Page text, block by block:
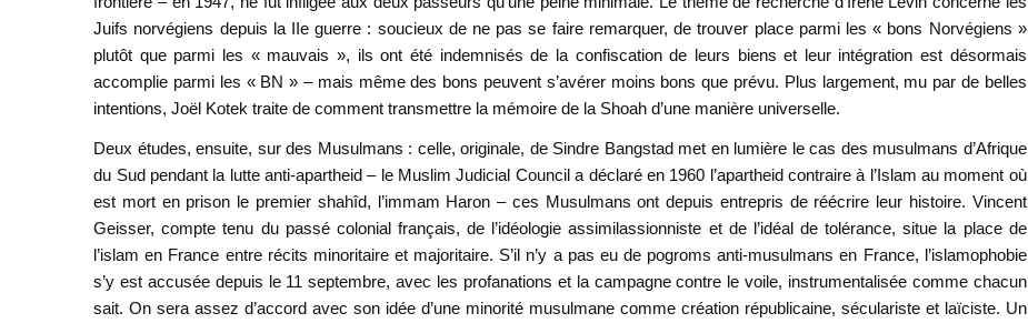
Juifs norvégiens depuis la IIe guerre : soucieux de ne pas se faire remarquer, de trouver place parmi les « bons Norvégiens »
plutôt que parmi les « mauvais », ils ont été indemnisés de la confiscation de leurs biens et leur intégration est désormais
accomplie parmi les « BN » – mais même des bons peuvent s’avérer moins bons que prévu. Plus largement, mu par de belles
intentions, Joël Kotek traite de comment transmettre la mémoire de la Shoah d’une manière universelle.
Deux études, ensuite, sur des Musulmans : celle, originale, de Sindre Bangstad met en lumière le cas des musulmans d’Afrique
du Sud pendant la lutte anti-apartheid – le Muslim Judicial Council a déclaré en 1960 l’apartheid contraire à l’Islam au moment où
est mort en prison le premier shahîd, l’immam Haron – ces Musulmans ont depuis entrepris de réécrire leur histoire. Vincent
Geisser, compte tenu du passé colonial français, de l’idéologie assimilassionniste et de l’idéal de tolérance, situe la place de
l’islam en France entre récits minoritaire et majoritaire. S’il n’y a pas eu de pogroms anti-musulmans en France, l’islamophobie
s’y est accusée depuis le 11 septembre, avec les profanations et la campagne contre le voile, instrumentalisée comme chacun
sait. On sera assez d’accord avec son idée d’une minorité musulmane comme création républicaine, séculariste et laïciste. Un